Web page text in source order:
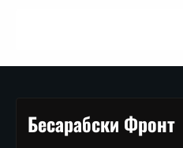
Бесарабски Фронт